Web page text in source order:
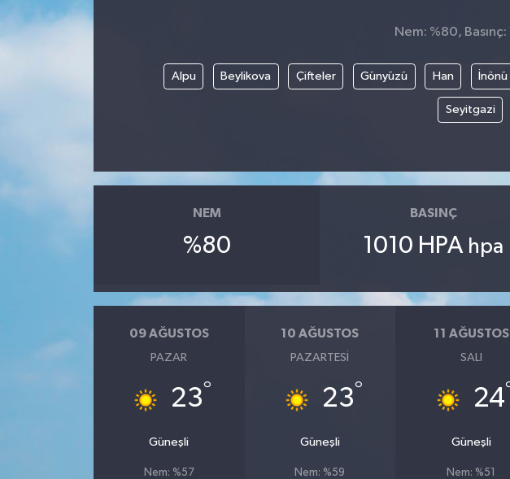
Nem: %80,
Alpu Beylikova Çifteler Günyüzü Han İnönü
Seyitgazi
NEM
%80
BASINÇ
1010 HPA hpa
09 AĞUSTOS
PAZAR
23°
Güneşli
Nem: %57
10 AĞUSTOS
PAZARTESI
23°
Güneşli
Nem: %59
11 AĞUSTOS
SALI
24
Güneşli
Nem: %51